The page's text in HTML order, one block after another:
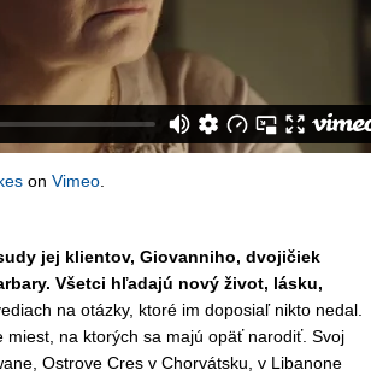
on Vimeo.
jej klientov, Giovanniho, dvojičiek
Všetci hľadajú nový život, lásku,
na otázky, ktoré im doposiaľ nikto nedal.
na ktorých sa majú opäť narodiť. Svoj
Ostrove Cres v Chorvátsku, v Libanone